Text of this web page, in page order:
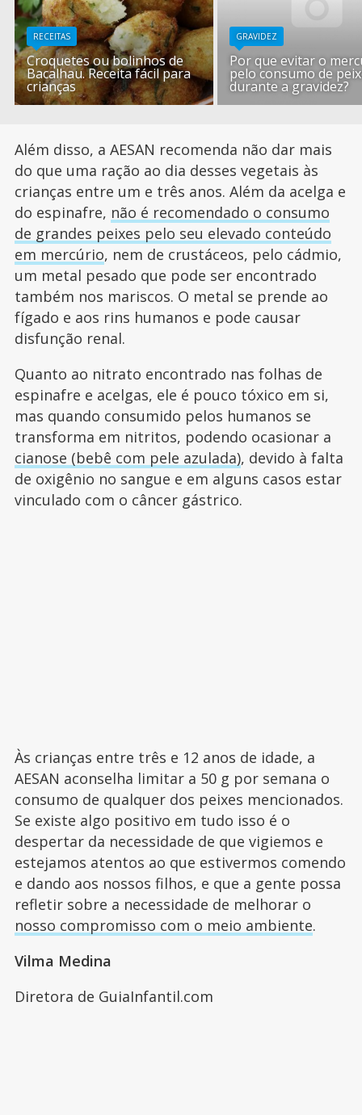
RECEITAS
Croquetes ou bolinhos de
Bacalhau. Receita fácil para
crianças
GRAVIDEZ
Por que evitar o
pelo consumo de
durante a gravidez?
Além disso, a AESAN recomenda não dar mais
do que uma ração ao dia desses vegetais às
crianças entre um e três anos. Além da acelga e
do espinafre, não é recomendado o consumo
de grandes peixes pelo seu elevado conteúdo
em mercúrio, nem de crustáceos, pelo cádmio,
um metal pesado que pode ser encontrado
também nos mariscos. O metal se prende ao
fígado e aos rins humanos e pode causar
disfunção renal.
Quanto ao nitrato encontrado nas folhas de
espinafre e acelgas, ele é pouco tóxico em si,
mas quando consumido pelos humanos se
transforma em nitritos, podendo ocasionar a
cianose (bebê com pele azulada), devido à falta
de oxigênio no sangue e em alguns casos estar
vinculado com o câncer gástrico.
Às crianças entre três e 12 anos de idade, a
AESAN aconselha limitar a 50 g por semana o
consumo de qualquer dos peixes mencionados.
Se existe algo positivo em tudo isso é o
despertar da necessidade de que vigiemos e
estejamos atentos ao que estivermos comendo
e dando aos nossos filhos, e que a gente possa
refletir sobre a necessidade de melhorar o
nosso compromisso com o meio ambiente.
Vilma Medina
Diretora de GuiaInfantil.com